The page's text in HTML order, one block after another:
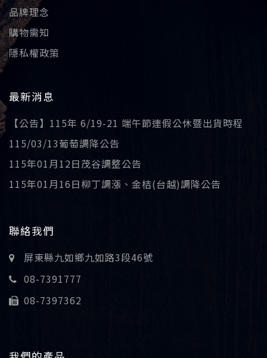
品牌理念
購物需知
隱私權政策
最新消息
【公告】115年 6/19-21 端午節連假公休暨出貨時程
115/03/13葡萄調降公告
115年01月12日茂谷調整公告
115年01月16日柳丁調漲、金桔(台越)調降公告
聯絡我們
屏東縣九如鄉九如路3段46號
08-7391777
08-7397362